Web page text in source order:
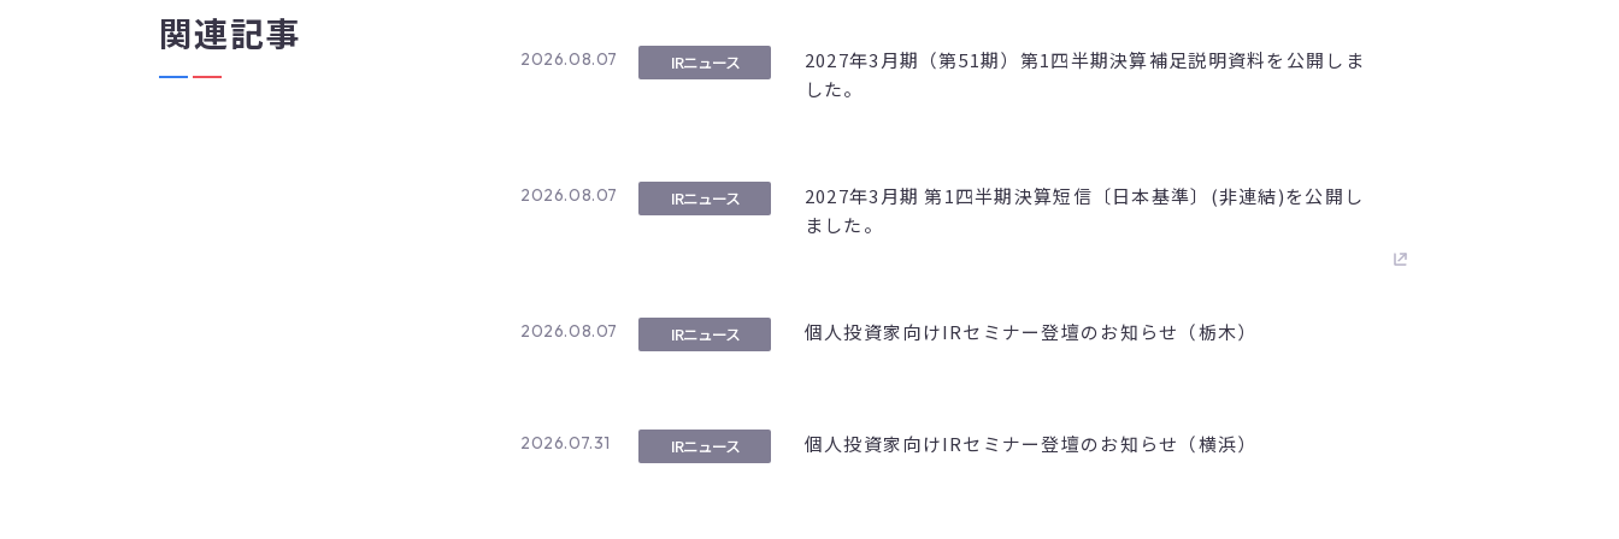
関連記事
2026.08.07 IRニュース
2027年3月期（第51期）第1四半期決算補足説明資料を公開しま
した。
2026.08.07 IRニュース
2027年3月期 第1四半期決算短信〔日本基準〕(非連結)を公開し
ました。
2026.08.07 IRニュース 個人投資家向けIRセミナー登壇のお知らせ（栃木）
2026.07.31 IRニュース 個人投資家向けIRセミナー登壇のお知らせ（横浜）